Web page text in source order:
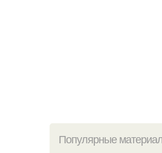
Популярные